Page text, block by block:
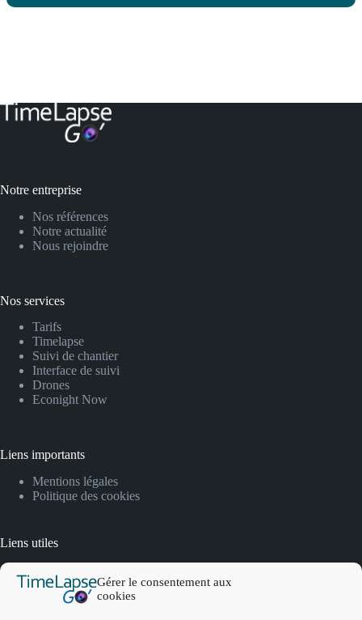
Gérer le consentement aux
cookies
Notre entreprise
Nos références
Notre actualité
Nous rejoindre
Nos services
Tarifs
Timelapse
Suivi de chantier
Interface de suivi
Drones
Econight Now
Liens importants
Mentions légales
Politique des cookies
Liens utiles
Lexique
Contact